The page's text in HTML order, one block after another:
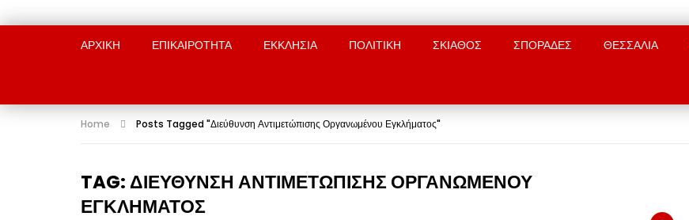
ΑΡΧΙΚΉ ΕΠΙΚΑΙΡΟΤΗΤΑ ΕΚΚΛΗΣΙΑ ΠΟΛΙΤΙΚΗ ΣΚΙΑΘΟΣ ΣΠΟΡΑΔΕΣ ΘΕΣΣΑΛΙΑ
Home Posts Tagged "Διεύθυνση Αντιμετώπισης Οργανωμένου Εγκλήματος"
TAG: ΔΙΕΎΘΥΝΣΗ ΑΝΤΙΜΕΤΏΠΙΣΗΣ ΟΡΓΑΝΩΜΈΝΟΥ
ΕΓΚΛΉΜΑΤΟΣ